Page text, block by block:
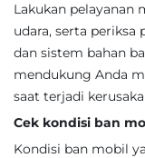
Lakukan pelayanan
udara, serta periksa
dan sistem bahan
mendukung Anda
saat terjadi
Cek kondisi ban
Kondisi ban mobil